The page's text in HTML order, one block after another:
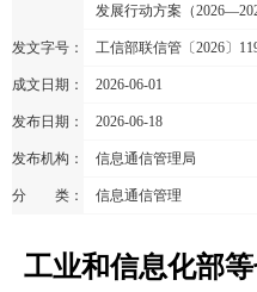
发展行动方案（
发文字号： 工信部联信管〔2026〕
成文日期： 2026-06-01
发布日期： 2026-06-18
发布机构： 信息通信管理局
分 类： 信息通信管理
工业和信息化部